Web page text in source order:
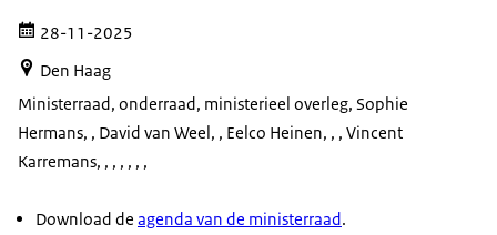
28-11-2025
Den Haag
Ministerraad, onderraad, ministerieel overleg, Sophie
Hermans, , David van Weel, , Eelco Heinen, , , Vincent
Karremans, , , , , , ,
Download de agenda van de ministerraad.